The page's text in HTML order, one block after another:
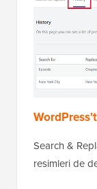
Search &
resimleri de